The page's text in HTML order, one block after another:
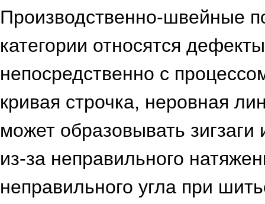
Производственно-швейные
категории относятся
непосредственно с
кривая строчка, неровная
может образовывать
из-за неправильного
неправильного угла при